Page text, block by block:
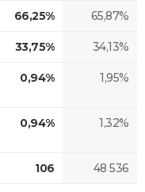
66,25% 65,87%
33,75% 34,13%
0,94% 1,95%
0,94% 1,32%
106 48 536